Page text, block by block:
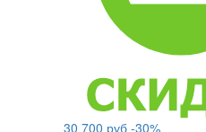
30 700 руб -30%